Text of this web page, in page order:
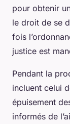
pour obtenir
le droit de se
fois
justice est
Pendant la
incluent celui
épuisement
informés de